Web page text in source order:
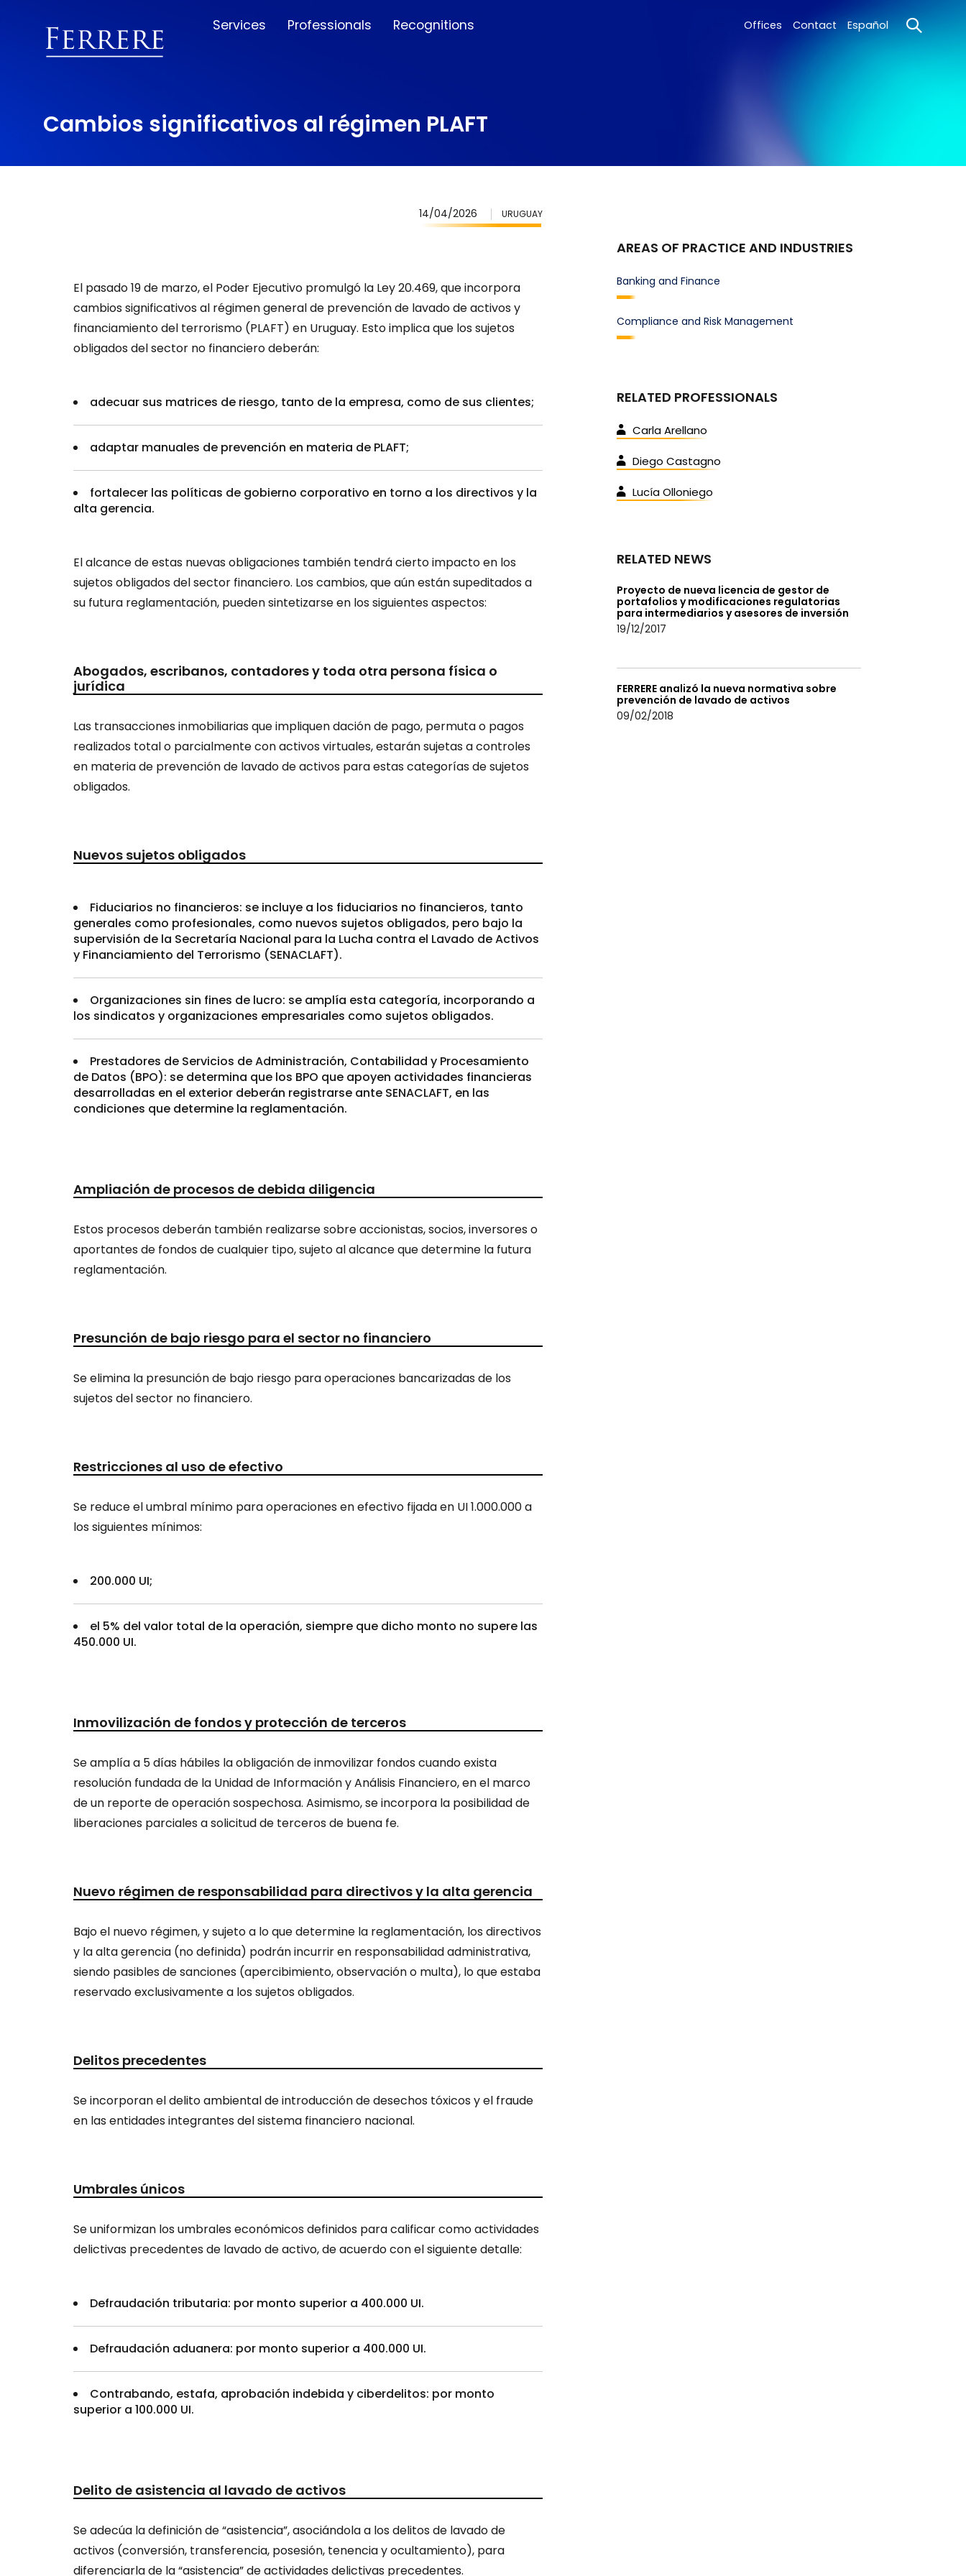
Services Professionals Recognitions Offices Contact Español
Cambios significativos al régimen PLAFT
14/04/2026 URUGUAY
El pasado 19 de marzo, el Poder Ejecutivo promulgó la Ley 20.469, que incorpora
cambios significativos al régimen general de prevención de lavado de activos y
financiamiento del terrorismo (PLAFT) en Uruguay. Esto implica que los sujetos
obligados del sector no financiero deberán:
adecuar sus matrices de riesgo, tanto de la empresa, como de sus clientes;
adaptar manuales de prevención en materia de PLAFT;
fortalecer las políticas de gobierno corporativo en torno a los directivos y la
alta gerencia.
El alcance de estas nuevas obligaciones también tendrá cierto impacto en los
sujetos obligados del sector financiero. Los cambios, que aún están supeditados a
su futura reglamentación, pueden sintetizarse en los siguientes aspectos:
Abogados, escribanos, contadores y toda otra persona física o
jurídica
Las transacciones inmobiliarias que impliquen dación de pago, permuta o pagos
realizados total o parcialmente con activos virtuales, estarán sujetas a controles
en materia de prevención de lavado de activos para estas categorías de sujetos
obligados.
Nuevos sujetos obligados
Fiduciarios no financieros: se incluye a los fiduciarios no financieros, tanto
generales como profesionales, como nuevos sujetos obligados, pero bajo la
supervisión de la Secretaría Nacional para la Lucha contra el Lavado de Activos
y Financiamiento del Terrorismo (SENACLAFT).
Organizaciones sin fines de lucro: se amplía esta categoría, incorporando a
los sindicatos y organizaciones empresariales como sujetos obligados.
Prestadores de Servicios de Administración, Contabilidad y Procesamiento
de Datos (BPO): se determina que los BPO que apoyen actividades financieras
desarrolladas en el exterior deberán registrarse ante SENACLAFT, en las
condiciones que determine la reglamentación.
Ampliación de procesos de debida diligencia
Estos procesos deberán también realizarse sobre accionistas, socios, inversores o
aportantes de fondos de cualquier tipo, sujeto al alcance que determine la futura
reglamentación.
Presunción de bajo riesgo para el sector no financiero
Se elimina la presunción de bajo riesgo para operaciones bancarizadas de los
sujetos del sector no financiero.
Restricciones al uso de efectivo
Se reduce el umbral mínimo para operaciones en efectivo fijada en UI 1.000.000 a
los siguientes mínimos:
200.000 UI;
el 5% del valor total de la operación, siempre que dicho monto no supere las
450.000 UI.
Inmovilización de fondos y protección de terceros
Se amplía a 5 días hábiles la obligación de inmovilizar fondos cuando exista
resolución fundada de la Unidad de Información y Análisis Financiero, en el marco
de un reporte de operación sospechosa. Asimismo, se incorpora la posibilidad de
liberaciones parciales a solicitud de terceros de buena fe.
Nuevo régimen de responsabilidad para directivos y la alta gerencia
Bajo el nuevo régimen, y sujeto a lo que determine la reglamentación, los directivos
y la alta gerencia (no definida) podrán incurrir en responsabilidad administrativa,
siendo pasibles de sanciones (apercibimiento, observación o multa), lo que estaba
reservado exclusivamente a los sujetos obligados.
Delitos precedentes
Se incorporan el delito ambiental de introducción de desechos tóxicos y el fraude
en las entidades integrantes del sistema financiero nacional.
Umbrales únicos
Se uniformizan los umbrales económicos definidos para calificar como actividades
delictivas precedentes de lavado de activo, de acuerdo con el siguiente detalle:
Defraudación tributaria: por monto superior a 400.000 UI.
Defraudación aduanera: por monto superior a 400.000 UI.
Contrabando, estafa, aprobación indebida y ciberdelitos: por monto
superior a 100.000 UI.
Delito de asistencia al lavado de activos
Se adecúa la definición de “asistencia”, asociándola a los delitos de lavado de
activos (conversión, transferencia, posesión, tenencia y ocultamiento), para
diferenciarla de la “asistencia” de actividades delictivas precedentes.
AREAS OF PRACTICE AND INDUSTRIES
Banking and Finance
Compliance and Risk Management
RELATED PROFESSIONALS
Carla Arellano
Diego Castagno
Lucía Olloniego
RELATED NEWS
Proyecto de nueva licencia de gestor de
portafolios y modificaciones regulatorias
para intermediarios y asesores de inversión
19/12/2017
FERRERE analizó la nueva normativa sobre
prevención de lavado de activos
09/02/2018